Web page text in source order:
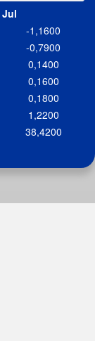
Jul
-1,1600
-0,7900
0,1400
0,1600
0,1800
1,2200
38,4200